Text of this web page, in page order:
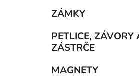
ZÁMKY
PETLICE, ZÁVORY
ZÁSTRČE
MAGNETY